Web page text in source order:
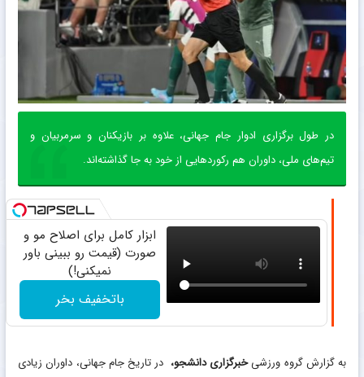
در طول برگزاری ادوار جام جهانی، علاوه بر بازیکنان و سرمربیان و
تیم‌های ملی، داوران هم رکورد‌هایی از خود به جا گذاشته‌اند.
ابزار کامل برای اصلاح مو و
صورت (قیمت رو ببینی باور
نمیکنی!)
باتخفیف بخر
به گزارش گروه ورزشیخبرگزاری دانشجو، در تاریخ جام جهانی، داوران زیادی